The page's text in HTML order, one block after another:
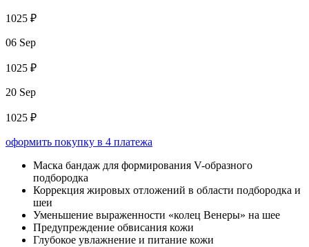
1025 ₽
06 Sep
1025 ₽
20 Sep
1025 ₽
оформить покупку в 4 платежа
Маска бандаж для формирования V-образного
подбородка
Коррекция жировых отложений в области подбородка и
шеи
Уменьшение выраженности «колец Венеры» на шее
Предупреждение обвисания кожи
Глубокое увлажнение и питание кожи